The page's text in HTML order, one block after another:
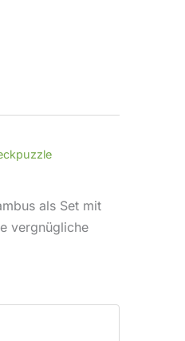
als Set mit
vergnügliche